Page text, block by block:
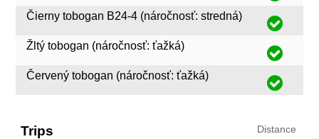
Čierny tobogan B24-4 (náročnosť: stredná)
Žltý tobogan (náročnosť: ťažká)
Červený tobogan (náročnosť: ťažká)
Trips Distance